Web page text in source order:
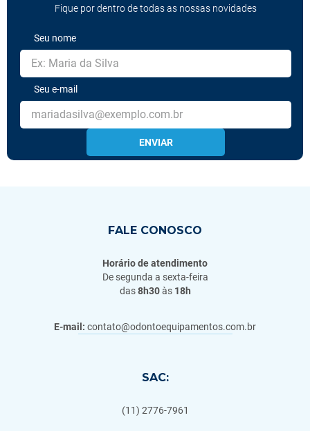
Fique por dentro de todas as nossas novidades
Seu nome
Seu e-mail
ENVIAR
FALE CONOSCO
Horário de atendimento
De segunda a sexta-feira
das8h30às 18h
E-mail: contato@odontoequipamentos.com.br
SAC:
(11) 2776-7961